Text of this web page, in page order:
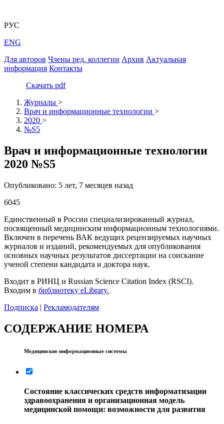
РУС
ENG
Для авторов Члены ред. коллегии Архив Актуальная
информация Контакты
Скачать pdf
Журналы >
Врач и информационные технологии >
2020 >
№S5
Врач и информационные технологии
2020 №S5
Опубликовано: 5 лет, 7 месяцев назад
6045
Единственный в России специализированный журнал,
посвященный медицинским информационным технологиями.
Включен в перечень ВАК ведущих рецензируемых научных
журналов и изданий, рекомендуемых для опубликования
основных научных результатов диссертации на соискание
ученой степени кандидата и доктора наук.
Входит в РИНЦ и Russian Science Citation Index (RSCI).
Входим в библиотеку eLibrary.
Подписка | Рекламодателям
СОДЕРЖАНИЕ НОМЕРА
Медицинские информационные системы
Состояние классических средств информатизации
здравоохранения и организационная модель
медицинской помощи: возможности для развития